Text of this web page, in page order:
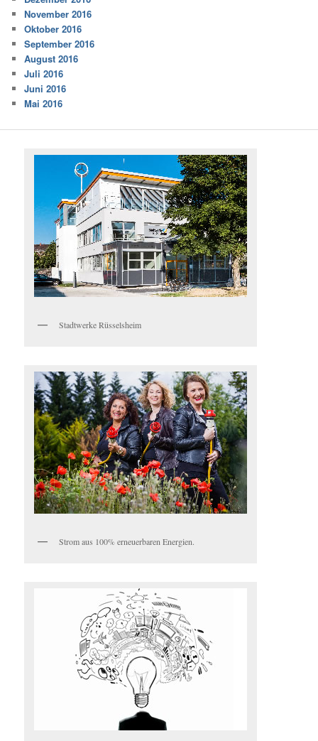
November 2016
Oktober 2016
September 2016
August 2016
Juli 2016
Juni 2016
Mai 2016
Stadtwerke Rüsselsheim
Strom aus 100% erneuerbaren Energien.